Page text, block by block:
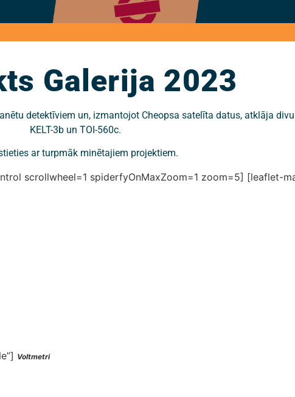
Galerija 2023
detektīviem un, izmantojot Cheopsa satelīta datus, atklāja
KELT-3b un TOI-560c.
ar turpmāk minētajiem projektiem.
scrollwheel=1 spiderfyOnMaxZoom=1 zoom=5] [leaflet-
Voltmetri